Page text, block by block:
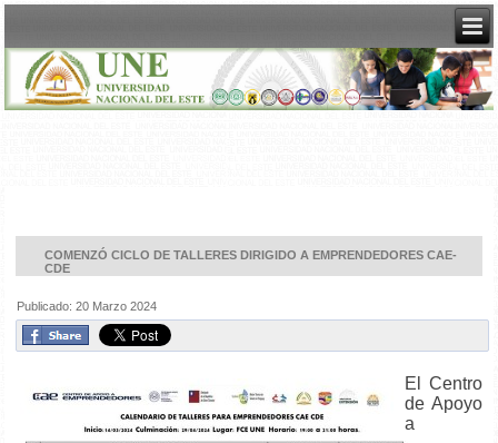
COMENZÓ CICLO DE TALLERES DIRIGIDO A EMPRENDEDORES CAE-
CDE
Publicado: 20 Marzo 2024
El Centro
de Apoyo
a